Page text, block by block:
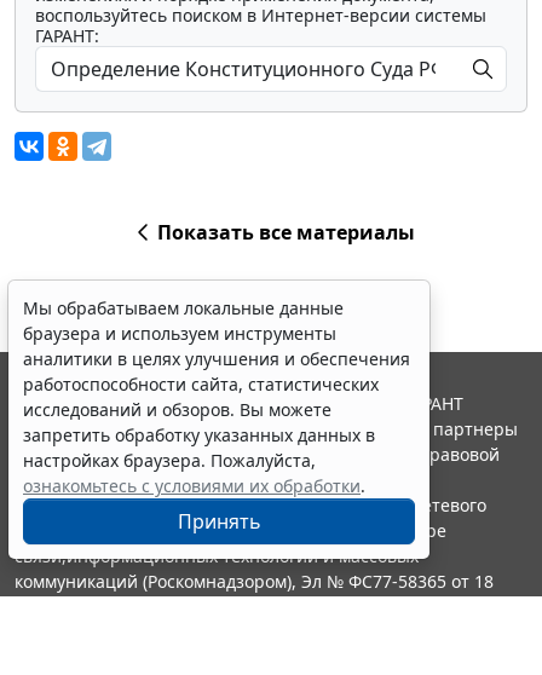
воспользуйтесь поиском в Интернет-версии системы
ГАРАНТ:
Показать все материалы
Мы обрабатываем локальные данные
браузера и используем инструменты
аналитики в целях улучшения и обеспечения
работоспособности сайта, статистических
исследований и обзоров. Вы можете
запретить обработку указанных данных в
настройках браузера. Пожалуйста,
ознакомьтесь с условиями их обработки.
Принять
© ООО "НПП "ГАРАНТ-СЕРВИС", 2026. Система ГАРАНТ
выпускается с 1990 года. Компания "Гарант" и ее партнеры
являются участниками Российской ассоциации правовой
информации ГАРАНТ.
Портал ГАРАНТ.РУ зарегистрирован в качестве сетевого
издания Федеральной службой по надзору в сфере
связи,информационных технологий и массовых
коммуникаций (Роскомнадзором), Эл № ФС77-58365 от 18